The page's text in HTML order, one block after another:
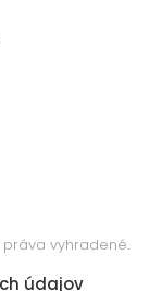
vyhradené.
údajov